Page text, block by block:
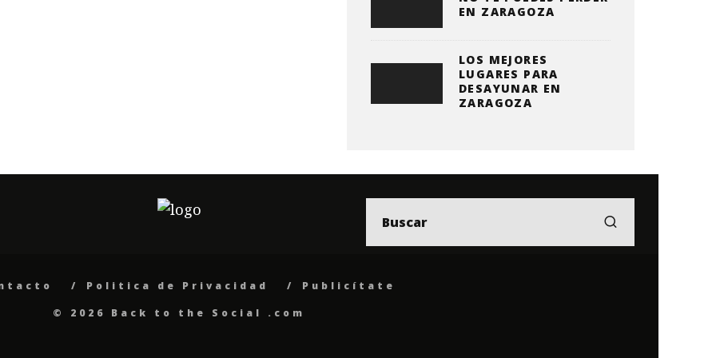
EN ZARAGOZA
LOS MEJORES
LUGARES PARA
DESAYUNAR EN
ZARAGOZA
Politica de Privacidad
Publicítate
© 2026 Back to the Social .com